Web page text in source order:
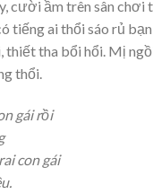
cười ầm trên sân chơi
tiếng ai thổi sáo rủ
thiết tha bổi hổi. Mị
thổi.
gái rồi
con gái